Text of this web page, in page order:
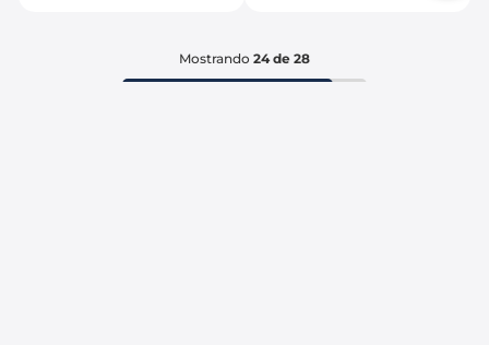
Mostrando 24 de 28